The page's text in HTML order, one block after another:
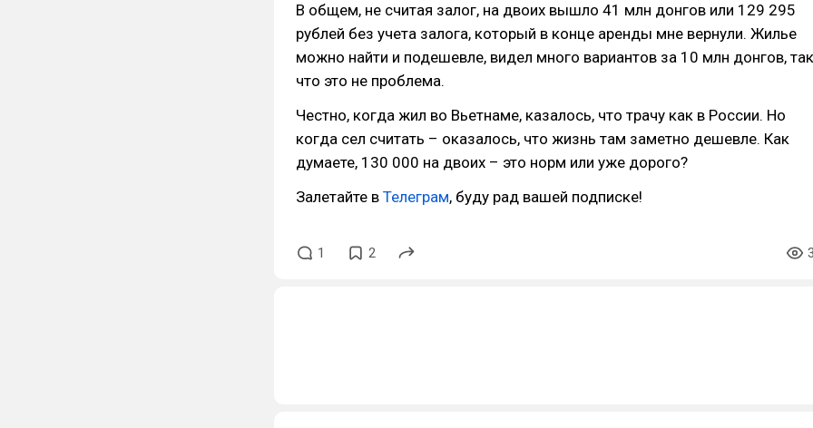
В общем, не считая залог, на двоих вышло 41 млн донгов или 129 295
рублей без учета залога, который в конце аренды мне вернули. Жилье
можно найти и подешевле, видел много вариантов за 10 млн донгов, так
что это не проблема.
Честно, когда жил во Вьетнаме, казалось, что трачу как в России. Но
когда сел считать – оказалось, что жизнь там заметно дешевле. Как
думаете, 130 000 на двоих – это норм или уже дорого?
Залетайте в Телеграм, буду рад вашей подписке!
1 2